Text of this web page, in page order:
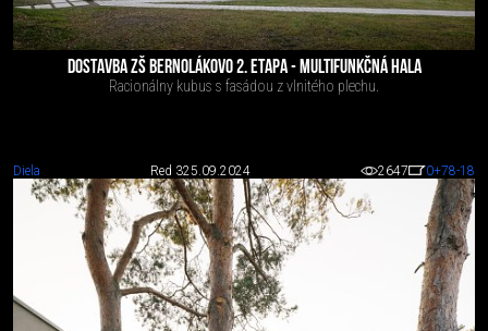
DOSTAVBA ZŠ BERNOLÁKOVO 2. ETAPA - MULTIFUNKČNÁ HALA
Racionálny kubus s fasádou z vlnitého plechu.
Diela Red 325.09.2024 2647 0+78-18